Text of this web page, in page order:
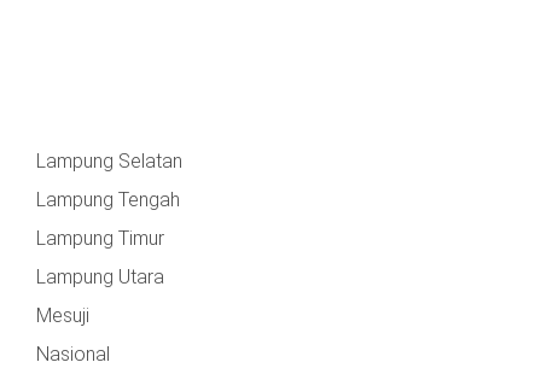
Lampung Selatan
Lampung Tengah
Lampung Timur
Lampung Utara
Mesuji
Nasional